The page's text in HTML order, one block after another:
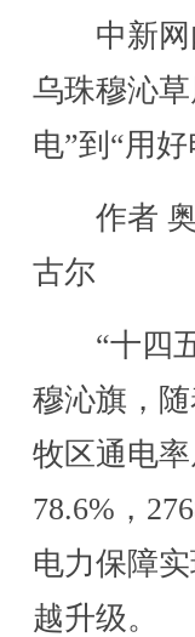
中新网
乌珠穆沁
电”到“用好
作者 奥
古尔
“十四五
穆沁旗，
牧区通电率
78.6%，
电力保障
越升级。